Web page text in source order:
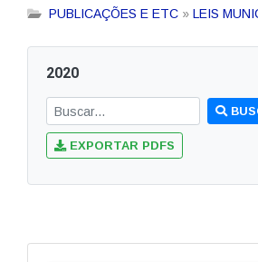
PUBLICAÇÕES E ETC » LEIS
2020
EXPORTAR PDFS